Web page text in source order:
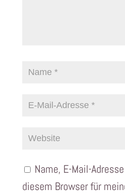
Name, E-Mail-
diesem Browser für